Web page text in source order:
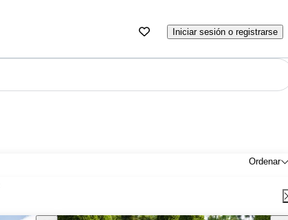
Iniciar sesión o registrarse
Ordenar